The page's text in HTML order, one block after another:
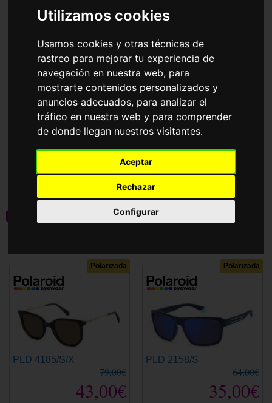
Utilizamos cookies
Usamos cookies y otras técnicas de
rastreo para mejorar tu experiencia de
navegación en nuestra web, para
mostrarte contenidos personalizados y
anuncios adecuados, para analizar el
tráfico en nuestra web y para comprender
de donde llegan nuestros visitantes.
Aceptar
Rechazar
Configurar
Gafas de SolPolaroid Sunglasses
Ordenar por
Polarizada
PLD 4206/S/X
75,00€
41,00€
Polarizada
PLD 4185/S/X
79,00€
43,00€
Polarizada
PLD 2158/S
64,00€
35,00€